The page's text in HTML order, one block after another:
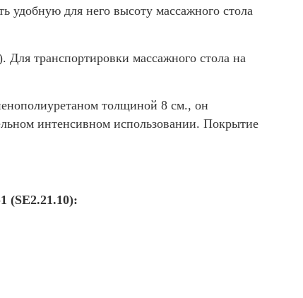
удобную для него высоту массажного стола
Для транспортировки массажного стола на
толщиной 8 см., он
интенсивном использовании. Покрытие
(SE2.21.10):